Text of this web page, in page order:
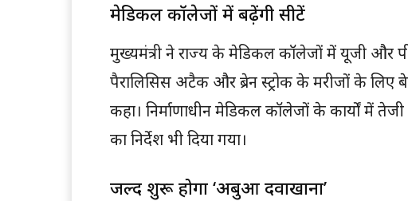
मेडिकल कॉलेजों में बढ़ेंगी सीटें
मुख्यमंत्री ने राज्य के मेडिकल कॉलेजों में यूजी और
पैरालिसिस अटैक और ब्रेन स्ट्रोक के मरीजों के लिए
कहा। निर्माणाधीन मेडिकल कॉलेजों के कार्यों में
का निर्देश भी दिया गया।
जल्द शुरू होगा ‘अबुआ दवाखाना’